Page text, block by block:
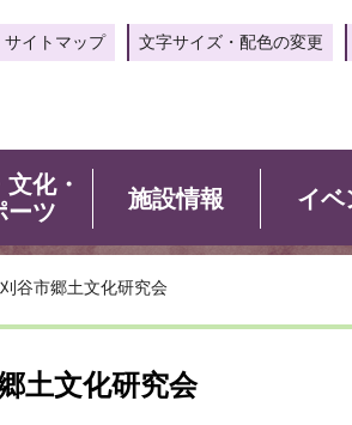
サイトマップ 文字サイズ・配色の変更
化・
ーツ
施設情報 イベ
谷市郷土文化研究会
土文化研究会